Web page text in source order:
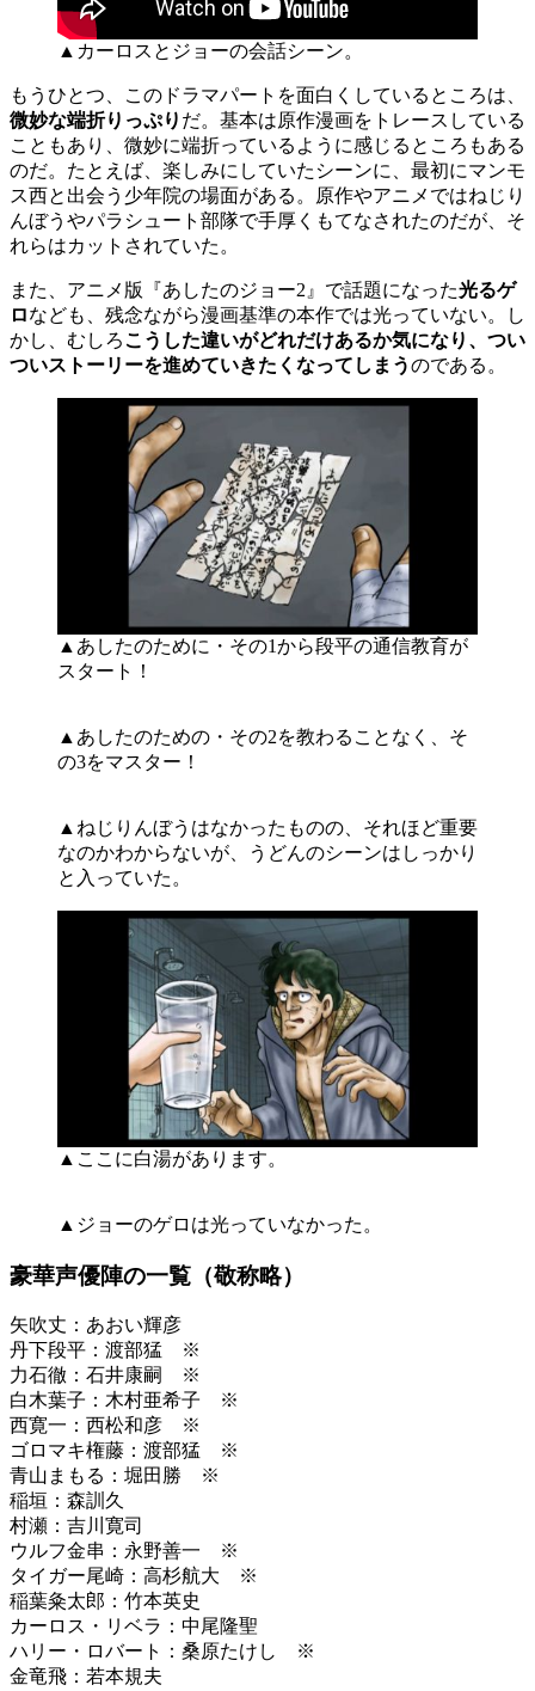
▲カーロスとジョーの会話シーン。
もうひとつ、このドラマパートを面白くしているところは、
微妙な端折りっぷり だ。基本は原作漫画をトレースしている
こともあり、微妙に端折っているように感じるところもある
のだ。たとえば、楽しみにしていたシーンに、最初にマンモ
ス西と出会う少年院の場面がある。原作やアニメではねじり
んぼうやパラシュート部隊で手厚くもてなされたのだが、そ
れらはカットされていた。
また、アニメ版『あしたのジョー2』で話題になった光るゲ
ロなども、残念ながら漫画基準の本作では光っていない。し
かし、むしろこうした違いがどれだけあるか気になり、つい
ついストーリーを進めていきたくなってしまうのである。
▲あしたのために・その1から段平の通信教育が
スタート！
▲あしたのための・その2を教わることなく、そ
の3をマスター！
▲ねじりんぼうはなかったものの、それほど重要
なのかわからないが、うどんのシーンはしっかり
と入っていた。
▲ここに白湯があります。
▲ジョーのゲロは光っていなかった。
豪華声優陣の一覧（敬称略）
矢吹丈：あおい輝彦
丹下段平：渡部猛 ※
力石徹：石井康嗣 ※
白木葉子：木村亜希子 ※
西寛一：西松和彦 ※
ゴロマキ権藤：渡部猛 ※
青山まもる：堀田勝 ※
稲垣：森訓久
村瀬：吉川寛司
ウルフ金串：永野善一 ※
タイガー尾崎：高杉航大 ※
稲葉粂太郎：竹本英史
カーロス・リベラ：中尾隆聖
ハリー・ロバート：桑原たけし ※
金竜飛：若本規夫